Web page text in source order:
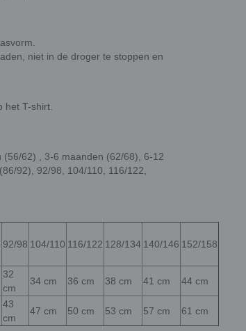
niet in de droger te stoppen en
het T-shirt.
62) , 3-6 maanden (62/68), 6-12
92), 92/98, 104/110, 116/122,
92/98 104/110 116/122 128/134 140/146 152/158
32
cm
34 cm 36 cm 38 cm 41 cm 44 cm
43
cm
47 cm 50 cm 53 cm 57 cm 61 cm